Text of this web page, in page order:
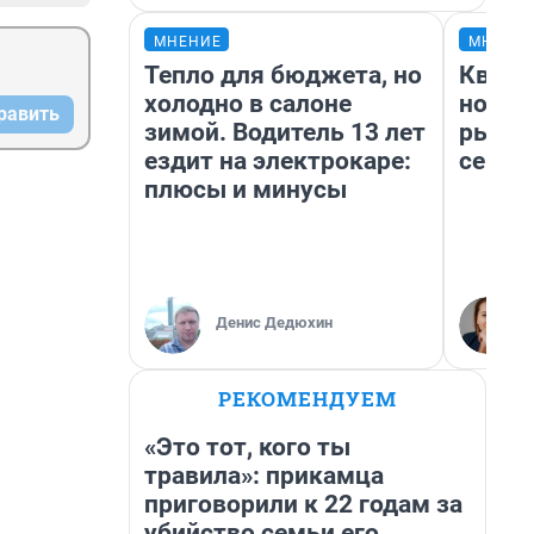
МНЕНИЕ
Тепло для бюджета, но
холодно в салоне
зимой. Водитель 13 лет
ездит на электрокаре:
плюсы и минусы
Денис Дедюхин
но
РЕКОМЕНДУЕМ
«Это тот, кого ты
травила»: прикамца
приговорили к 22 годам за